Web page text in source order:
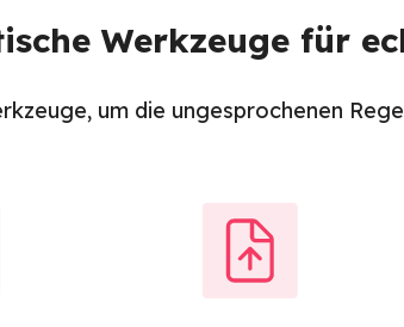
Werkzeuge für
um die ungesprochenen